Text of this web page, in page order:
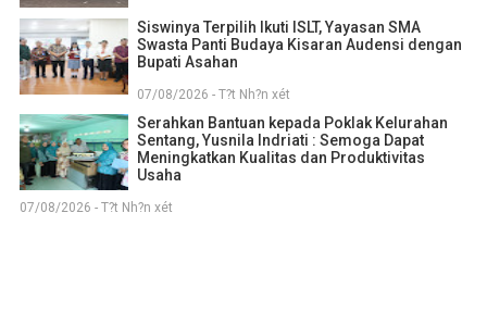
Siswinya Terpilih Ikuti ISLT, Yayasan SMA
Swasta Panti Budaya Kisaran Audensi dengan
Bupati Asahan
07/08/2026 - T?t Nh?n xét
Serahkan Bantuan kepada Poklak Kelurahan
Sentang, Yusnila Indriati : Semoga Dapat
Meningkatkan Kualitas dan Produktivitas
Usaha
07/08/2026 - T?t Nh?n xét